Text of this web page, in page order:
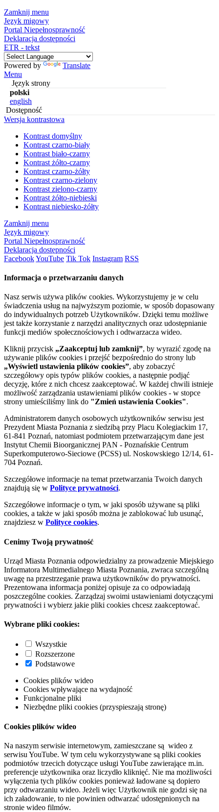
Zamknij menu
Język migowy
Portal Niepełnosprawność
Deklaracja dostępności
ETR - tekst
Powered by
Translate
Menu
Język strony
polski
english
Dostępność
Wersja kontrastowa
Kontrast domyślny
Kontrast czarno-biały
Kontrast biało-czarny
Kontrast żółto-czarny
Kontrast czarno-żółty
Kontrast czarno-zielony
Kontrast zielono-czarny
Kontrast żółto-niebieski
Kontrast niebiesko-żółty
Zamknij menu
Język migowy
Portal Niepełnosprawność
Deklaracja dostępności
FacebookYouTube Tik Tok Instagram RSS
Informacja o przetwarzaniu danych
Nasz serwis używa plików cookies. Wykorzystujemy je w celu
świadczenia usług na najwyższym poziomie, w sposób dopasowany
do indywidualnych potrzeb Użytkowników. Dzięki temu możliwe
jest także korzystanie z narzędzi analitycznych oraz udostępnianie
funkcji mediów społecznościowych i odtwarzacza wideo.
Kliknij przycisk „Zaakceptuj lub zamknij”, by wyrazić zgodę na
używanie plików cookies i przejść bezpośrednio do strony lub
„Wyświetl ustawienia plików cookies”, aby zobaczyć
szczegółowy opis typów plików cookies, a następnie podjąć
decyzję, które z nich chcesz zaakceptować. W każdej chwili istnieje
możliwość zarządzania ustawieniami plików cookies - w stopce
strony umieściliśmy link do "Zmień ustawienia Cookies".
Administratorem danych osobowych użytkowników serwisu jest
Prezydent Miasta Poznania z siedzibą przy Placu Kolegiackim 17,
61-841 Poznań, natomiast podmiotem przetwarzającym dane jest
Instytut Chemii Bioorganicznej PAN - Poznańskie Centrum
Superkomputerowo-Sieciowe (PCSS) ul. Noskowskiego 12/14, 61-
704 Poznań.
Szczegółowe informacje na temat przetwarzania Twoich danych
znajdują się w Polityce prywatności.
Szczegółowe informacje o tym, w jaki sposób używane są pliki
cookies, a także w jaki sposób można je zablokować lub usunąć,
znajdziesz w Polityce cookies.
Cenimy Twoją prywatność
Urząd Miasta Poznania odpowiedzialny za prowadzenie Miejskiego
Informatora Multimedialnego Miasta Poznania, zwraca szczególną
uwagę na przestrzeganie prawa użytkowników do prywatności.
Prezentowana informacja poniżej opisuje za co odpowiadają
poszczególne cookies. Zarządzaj swoimi ustawieniami dotyczącymi
prywatności i wybierz jakie pliki cookies chcesz zaakceptować.
Wybrane pliki cookies:
Wszystkie
Rozszerzone
Podstawowe
Cookies plików wideo
Cookies wpływające na wydajność
Funkcjonalne pliki
Niezbędne pliki cookies (przyspieszają stronę)
Cookies plików wideo
Na naszym serwisie internetowym, zamieszczane są wideo z
serwisu YouTube. W tym celu wykorzystywane są pliki cookies
podmiotów trzecich dotyczące usługi YouTube zawierające m.in.
preferencje użytkownika oraz liczydło kliknięć. Nie ma możliwości
wyłączenia tych plików cookies ponieważ ładowane są dopiero
przy odtwarzaniu wideo. Jeżeli więc Użytkownik nie godzi się na
ich załadowanie, to nie powinien odtwarzać udostępnionych na
stronie wideo filmów.